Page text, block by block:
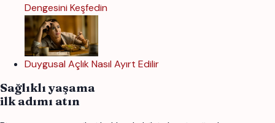
Dengesini Keşfedin
Duygusal Açlık Nasıl Ayırt Edilir
Sağlıklı yaşama
ilk adımı atın